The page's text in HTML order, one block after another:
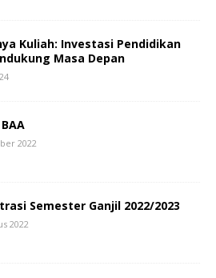
Kuliah: Investasi Pendidikan
Masa Depan
2022
Semester Ganjil 2022/2023
2022